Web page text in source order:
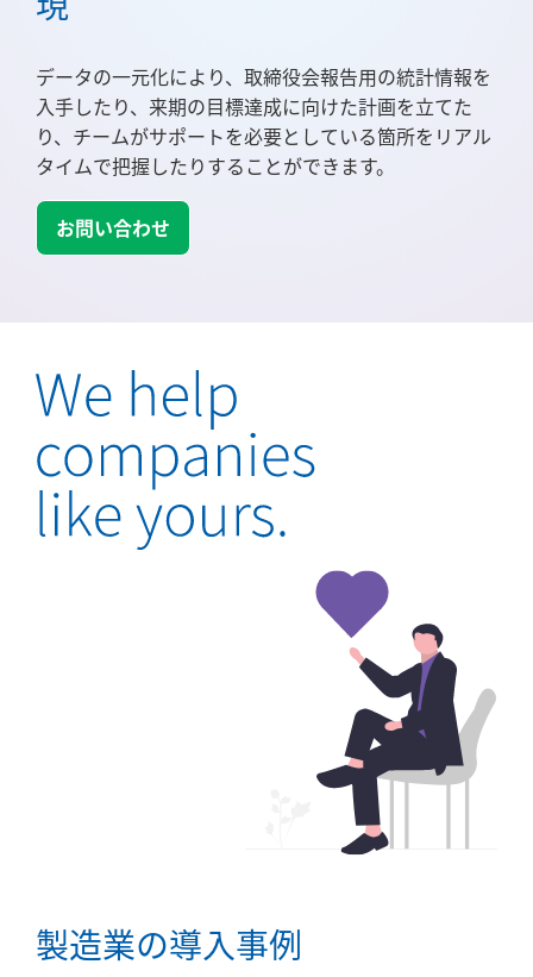
データの一元化により、取締役会報告用の統計情報を
入手したり、来期の目標達成に向けた計画を立てた
り、チームがサポートを必要としている箇所をリアル
タイムで把握したりすることができます。
お問い合わせ
製造業の導入事例